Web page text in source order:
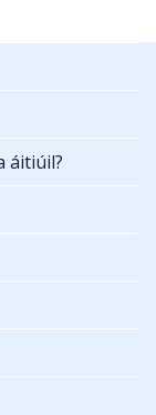
áitiúil?